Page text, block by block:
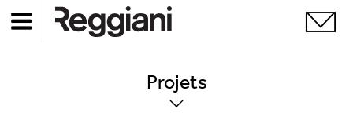
Projets